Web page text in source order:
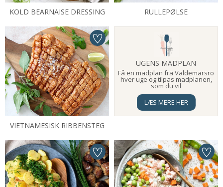
KOLD BEARNAISE DRESSING RULLEPØLSE
VIETNAMESISK RIBBENSTEG
UGENS MADPLAN
Få en madplan fra Valdemarsro
hver uge og tilpas madplanen,
som du vil
LÆS MERE HER